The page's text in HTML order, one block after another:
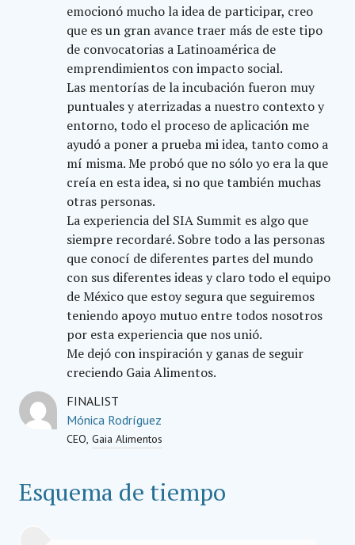
emocionó mucho la idea de participar, creo
que es un gran avance traer más de este tipo
de convocatorias a Latinoamérica de
emprendimientos con impacto social.
Las mentorías de la incubación fueron muy
puntuales y aterrizadas a nuestro contexto y
entorno, todo el proceso de aplicación me
ayudó a poner a prueba mi idea, tanto como a
mí misma. Me probó que no sólo yo era la que
creía en esta idea, si no que también muchas
otras personas.
La experiencia del SIA Summit es algo que
siempre recordaré. Sobre todo a las personas
que conocí de diferentes partes del mundo
con sus diferentes ideas y claro todo el equipo
de México que estoy segura que seguiremos
teniendo apoyo mutuo entre todos nosotros
por esta experiencia que nos unió.
Me dejó con inspiración y ganas de seguir
creciendo Gaia Alimentos.
FINALIST
Mónica Rodríguez
CEO Gaia Alimentos
Esquema de tiempo